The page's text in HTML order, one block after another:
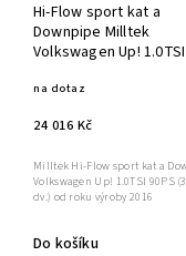
Hi-Flow sport kat a
Downpipe Milltek
Volkswagen Up! 1.0TSI
na dotaz
24 016 Kč
Do košíku
Milltek Hi-Flow sport kat a
Volkswagen Up! 1.0TSI 90PS
dv.) od roku výroby 2016